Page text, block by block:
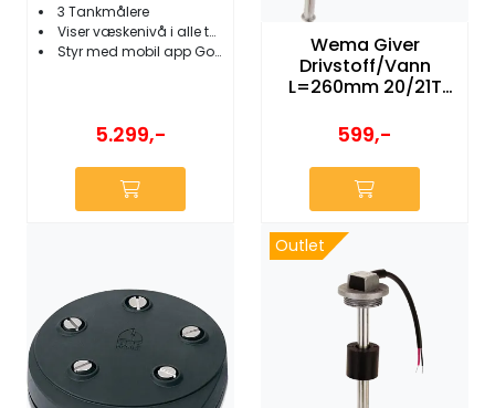
3 Tankmålere
Viser væskenivå i alle typer tanker
Styr med mobil app Gobius Pro
5.299,-
Wema Giver
Drivstoff/Vann
L=260mm 20/21T
599,-
Outlet